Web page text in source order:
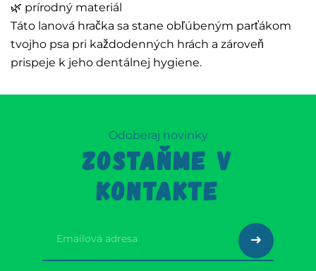
🌿 prírodný materiál
Táto lanová hračka sa stane obľúbeným parťákom
tvojho psa pri každodenných hrách a zároveň
prispeje k jeho dentálnej hygiene.
Odoberaj novinky
ZOSTAŇME V
KONTAKTE